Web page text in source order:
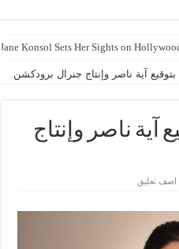
Jane Konsol Sets Her Sights on
آية ناصر وإنتاج جنرال برودكشن
آية ناصر وإنتاج
اضف تعليق